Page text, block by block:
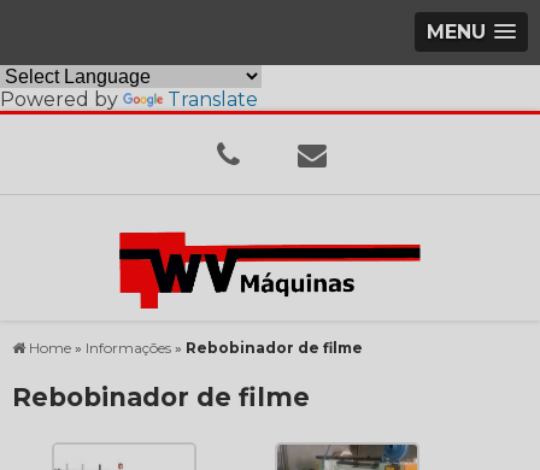
MENU
Powered by Translate
Home » Informações » Rebobinador de filme
Rebobinador de filme